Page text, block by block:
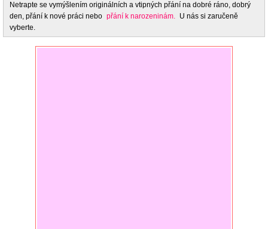
Netrapte se vymýšlením originálních a vtipných přání na dobré ráno, dobrý
den, přání k nové práci nebo přání k narozeninám. U nás si zaručeně
vyberte.